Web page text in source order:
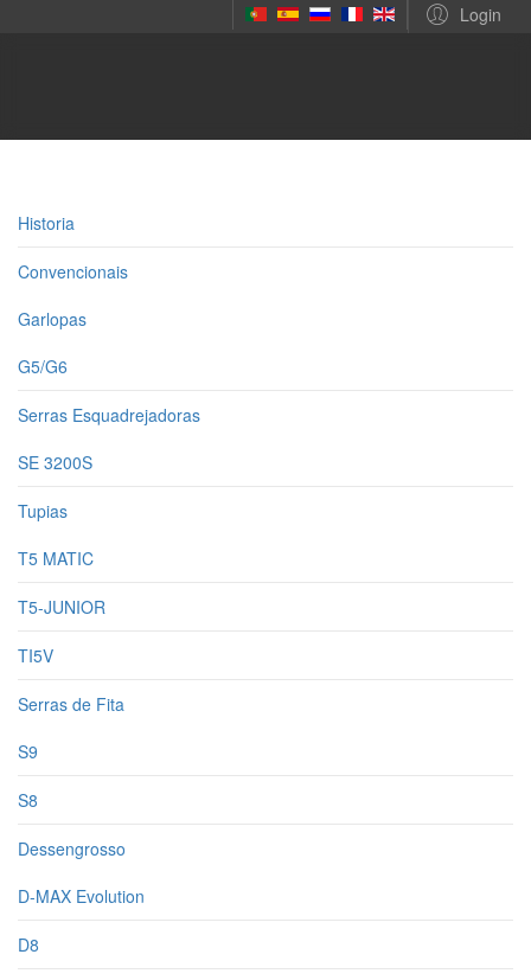
Login
Historia
Convencionais
Garlopas
G5/G6
Serras Esquadrejadoras
SE 3200S
Tupias
T5 MATIC
T5-JUNIOR
TI5V
Serras de Fita
S9
S8
Dessengrosso
D-MAX Evolution
D8